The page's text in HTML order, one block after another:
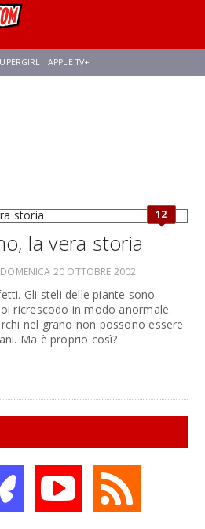
APPLE TV+
12
la vera storia
DOMENICA 20 OTTOBRE 2002
Gli steli delle piante sono
ricrescodo in modo anormale.
nel grano non possono essere
Ma è proprio così?